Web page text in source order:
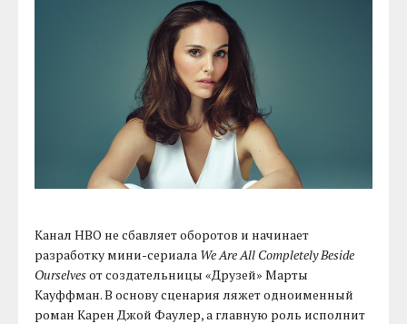
Канал HBO не сбавляет оборотов и начинает
разработку мини-сериала We Are All Completely Beside
Ourselvesот создательницы «Друзей» Марты
Кауффман. В основу сценария ляжет одноименный
роман Карен Джой Фаулер, а главную роль исполнит